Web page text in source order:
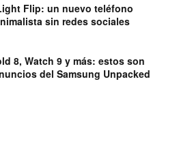
Flip: un nuevo teléfono
sin redes sociales
8, Watch 9 y más: estos son
del Samsung Unpacked